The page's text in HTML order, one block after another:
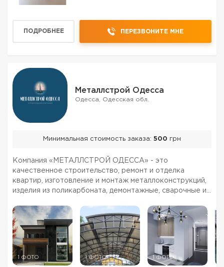
ПОДРОБНЕЕ ПЕРЕЗВОНИТЕ МНЕ
Металлстрой Одесса
Одесса, Одесская обл.
Минимальная стоимость заказа: 500 грн
Компания «МЕТАЛЛСТРОЙ ОДЕССА» - это
качественное строительство, ремонт и отделка
квартир, изготовление и монтаж металлоконструкций,
изделия из поликарбоната, демонтажные, сварочные и
индивидуальный подход, гарантия качества. На рынке
ремонтно-стро...
1 ФОТО 1 ФОТО 1 ФОТО